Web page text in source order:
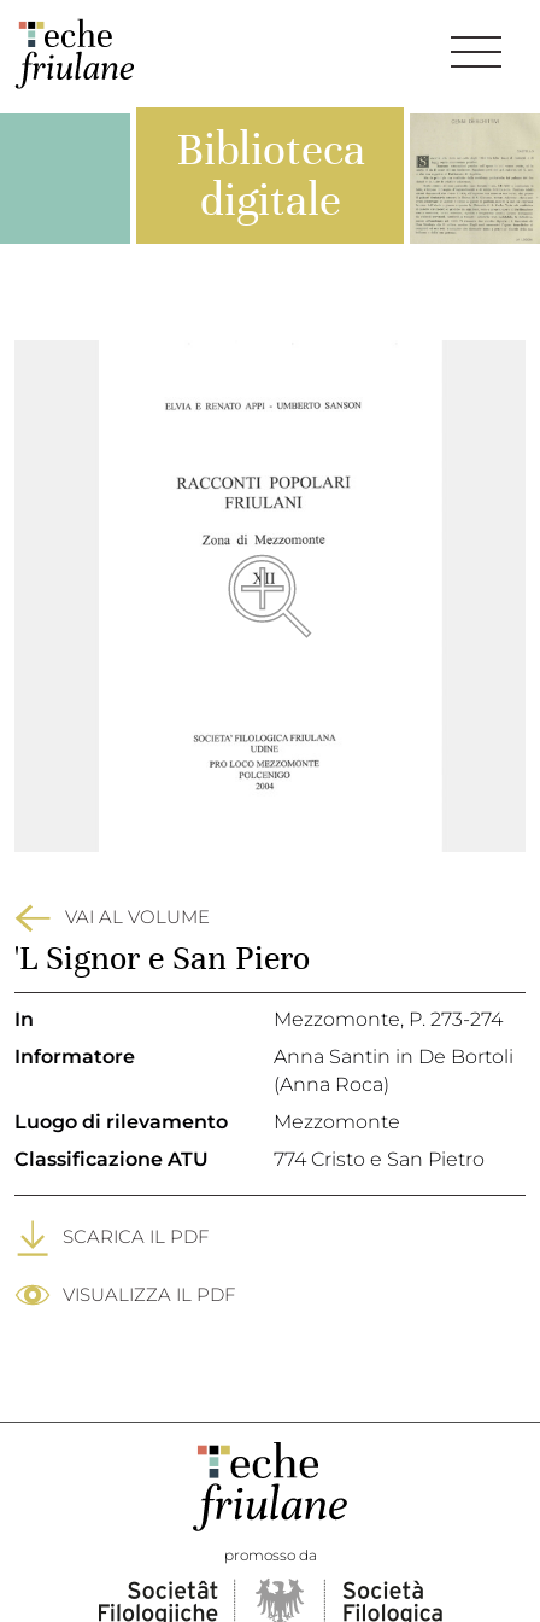
Biblioteca
digitale
VAI AL VOLUME
'L Signor e San Piero
In Mezzomonte, P. 273-274
Informatore
Anna Santin in De Bortoli
(Anna Roca)
Luogo di rilevamento
Mezzomonte
Classificazione ATU
774 Cristo e San Pietro
SCARICA IL PDF
VISUALIZZA IL PDF
promosso da